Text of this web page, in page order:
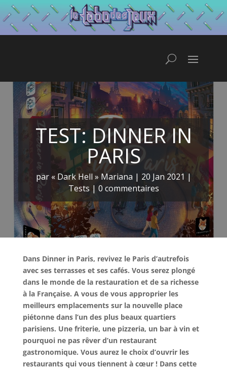
TEST: DINNER IN
PARIS
par « Dark Hell » Mariana | 20 Jan 2021 |
Tests | 0 commentaires
Dans Dinner in Paris, revivez le Paris d’autrefois
avec ses terrasses et ses cafés. Vous serez plongé
dans le monde de la restauration et de sa richesse
à la Française. A vous de vous approprier les
meilleurs emplacements sur la nouvelle place
piétonne dans l’un des plus beaux quartiers
parisiens. Une friterie, une pizzeria, un bar à vin et
pourquoi ne pas rêver d’un restaurant
gastronomique. Vous aurez le choix d’ouvrir les
restaurants qui vous tiennent à cœur ! Dans cette